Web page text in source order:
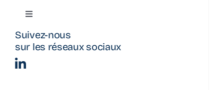
Toggle
Actualité
Suivez-nous
sur les réseaux sociaux